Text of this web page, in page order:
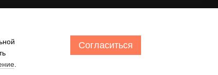
Согласиться